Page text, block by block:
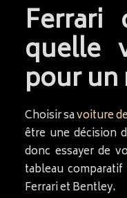
LA SOCIÉTÉ
LES VÉHICULES
TARIFS
SERVICES
ACTUALITÉS
NOUS CONTACTER
Ferrari
quelle
pour un
Choisir savoiture
être une décision
donc essayer de
tableau
Ferrari et Bentley.